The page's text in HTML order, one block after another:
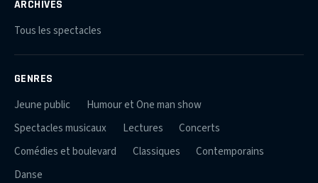
ARCHIVES
Tous les spectacles
GENRES
Jeune public
Humour et One man show
Spectacles musicaux
Lectures
Concerts
Comédies et boulevard
Classiques
Contemporains
Danse